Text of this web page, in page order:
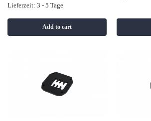
Lieferzeit: 3 - 5 Tage
Add to cart